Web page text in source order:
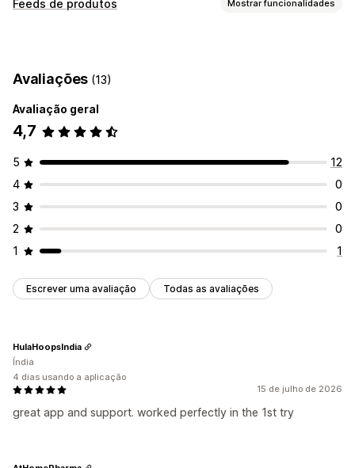
Carregamento em lote
Gestão de encomendas
Regras personalizadas
Feeds de produtos Mostrar funcionalidades
Metacampos Fórmulas personalizadas
Etiquetas personalizadas
Inventário local
Multilingue
Direcionamento de coleções
Gestão de feeds
Sincronização de produtos
Atualização da loja Sincronização programada
Validação de erros Seleção de produtos
Feeds para direcionamentos específicos Sem interface
Otimização de feeds
Avaliações (13)
Avaliação geral
4,7
5
12
4
0
3
0
2
0
1
1
Escrever uma avaliação Todas as avaliações
15 de julho de 2026
great app and support. worked perfectly in the 1st try
HulaHoopsIndia
Índia
4 dias usando a aplicação